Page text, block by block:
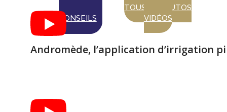
CONSEILS
TOUS LES TUTOS
VIDÉOS
Andromède, l’application d’irrigation